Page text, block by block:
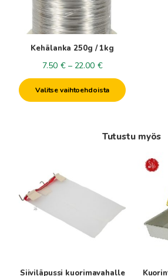
Kehälanka 250g / 1kg
7.50 € – 22.00 €Hintaluokka:
7.50€
-
Valitse vaihtoehdoista
tehdä
valinnat
Tutustu myös
Siiviläpussi kuorimavahalle